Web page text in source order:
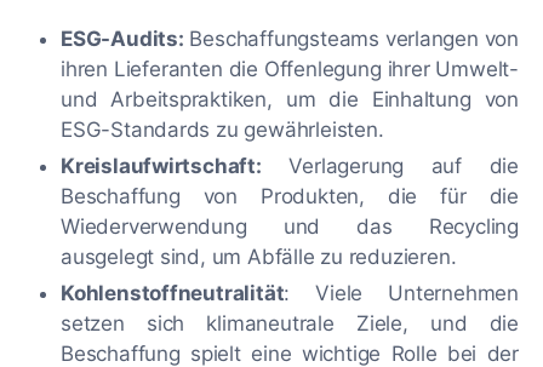
ESG-Audits: Beschaffungsteams verlangen von
ihren Lieferanten die Offenlegung ihrer Umwelt-
und Arbeitspraktiken, um die Einhaltung von
ESG-Standards zu gewährleisten.
Kreislaufwirtschaft: Verlagerung auf die
Beschaffung von Produkten, die für die
Wiederverwendung und das Recycling
ausgelegt sind, um Abfälle zu reduzieren.
Kohlenstoffneutralität: Viele Unternehmen
setzen sich klimaneutrale Ziele, und die
Beschaffung spielt eine wichtige Rolle bei der